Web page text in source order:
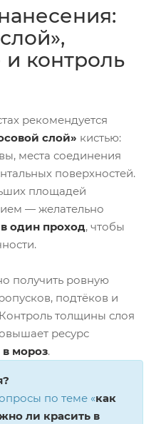
контроль
рекомендуется
слой» кистью:
места соединения
поверхностей.
площадей
— желательно
в один проход, чтобы
получить ровную
подтёков и
толщины слоя
ресурс
мороз.
по теме «как
ли красить в